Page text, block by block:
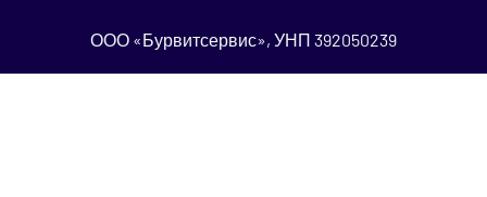
ООО «Бурвитсервис», УНП 392050239